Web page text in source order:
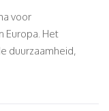
voor
Europa. Het
duurzaamheid,